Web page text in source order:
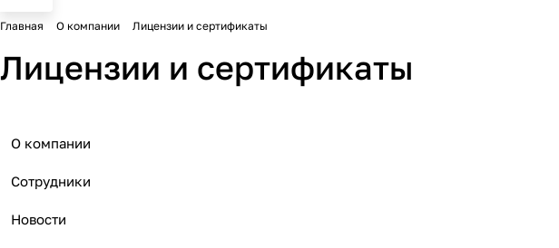
Главная О компании Лицензии и сертификаты
Лицензии и сертификаты
О компании
Сотрудники
Новости